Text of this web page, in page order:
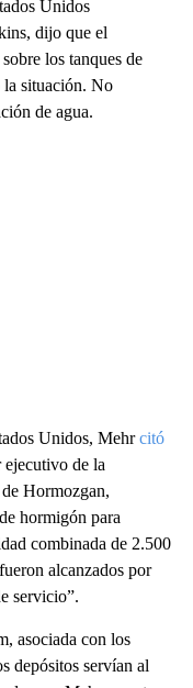
Unidos
dijo que el
los tanques de
la situación. No
de agua.
Unidos, Mehrcitó
de la
Hormozgan,
hormigón para
combinada de 2.500
alcanzados por
servicio”.
asociada con los
depósitos servían al